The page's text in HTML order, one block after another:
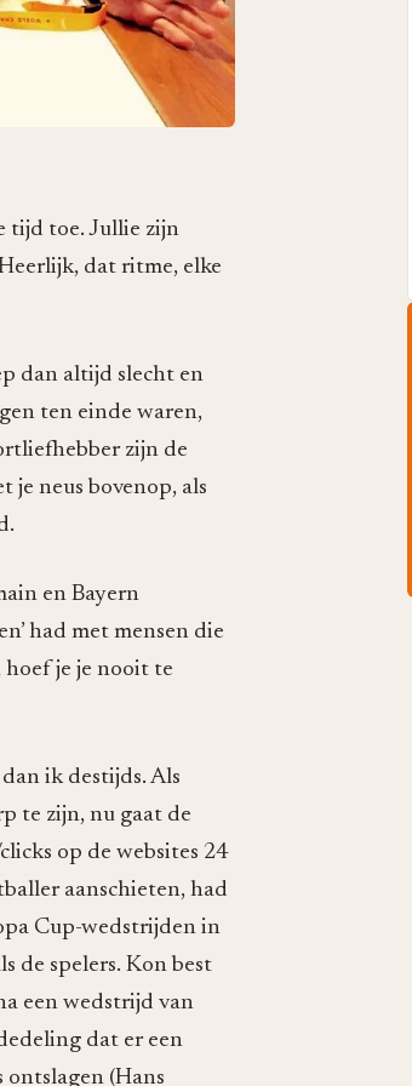
tijd toe. Jullie zijn
dat ritme, elke
dan altijd slecht en
ten einde waren,
zijn de
je neus bovenop, als
en Bayern
had met mensen die
hoef je je nooit te
ik destijds. Als
te zijn, nu gaat de
op de websites 24
aanschieten, had
Cup-wedstrijden in
de spelers. Kon best
een wedstrijd van
dat er een
(Hans